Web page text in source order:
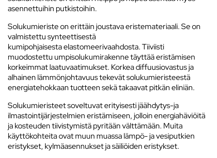
asennettuihin putkistoihin.
Solukumieriste on erittäin joustava eristemateriaali. Se on
valmistettu synteettisestä
kumipohjaisesta elastomeerivaahdosta. Tiiviisti
muodostettu umpisolukumirakenne täyttää eristämisen
korkeimmat laatuvaatimukset. Korkea diffuusiovastus ja
alhainen lämmönjohtavuus tekevät solukumieristeestä
energiatehokkaan tuotteen sekä takaavat pitkän eliniän.
Solukumieristeet soveltuvat erityisesti jäähdytys-ja
ilmastointijärjestelmien eristämiseen, jolloin energiahäviöitä
ja kosteuden tiivistymistä pyritään välttämään. Muita
käyttökohteita ovat muun muassa lämpö- ja vesiputkien
eristykset, kylmäasennukset ja säiliöiden eristykset.